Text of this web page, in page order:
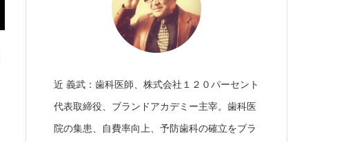
近 義武：歯科医師、株式会社１２０パーセント
代表取締役、ブランドアカデミー主宰。歯科医
院の集患、自費率向上、予防歯科の確立をブラ